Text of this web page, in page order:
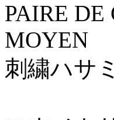
PAIRE
MOYEN
刺繍ハサ